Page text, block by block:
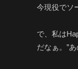
今現役でソ
で、私は
だなぁ。”